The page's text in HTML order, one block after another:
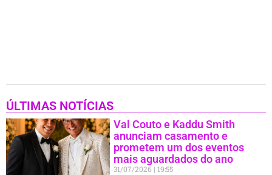
ÚLTIMAS NOTÍCIAS
Val Couto e Kaddu Smith
anunciam casamento e
prometem um dos eventos
mais aguardados do ano
31/07/2026 19:55